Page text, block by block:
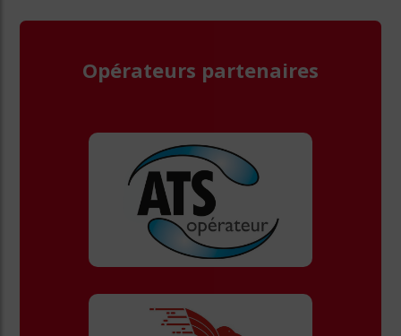
Opérateurs partenaires